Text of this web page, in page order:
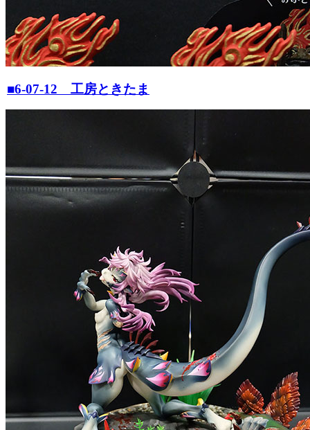
■6-07-12 工房ときたま